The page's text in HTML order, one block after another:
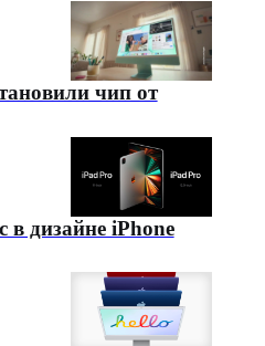
чип от
в дизайне iPhone